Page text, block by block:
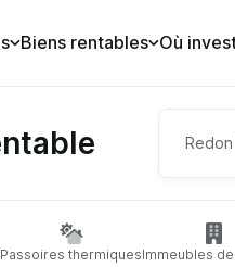
Biens rentables Où
Passoires thermiquesImmeubles